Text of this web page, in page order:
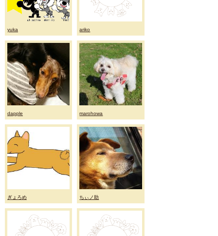
yuka ariko
dapple marohowa
ぎょろめ ちぃノ助